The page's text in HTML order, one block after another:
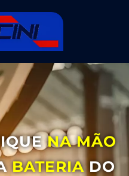
NA MÃO
BATERIADO